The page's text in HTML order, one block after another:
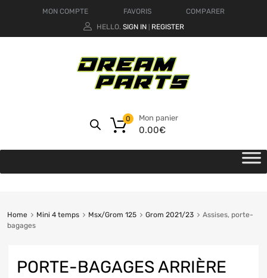
MON COMPTE FAVORIS
COMPARER
HELLO. SIGN IN REGISTER
Mon panier
0.00€
0
Home Mini 4 temps Msx/Grom 125 Grom 2021/23
Assises, porte-
bagages
PORTE-BAGAGES ARRIÈRE